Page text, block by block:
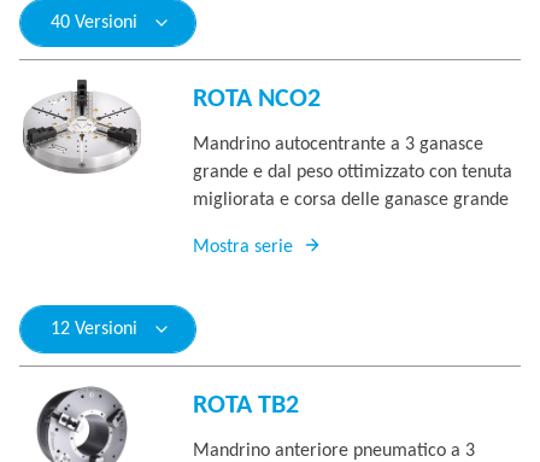
40 Versioni
ROTA NCO2
Mandrino autocentrante a 3 ganasce
grande e dal peso ottimizzato con tenuta
migliorata e corsa delle ganasce grande
Mostra serie
12 Versioni
ROTA TB2
Mandrino anteriore pneumatico a 3